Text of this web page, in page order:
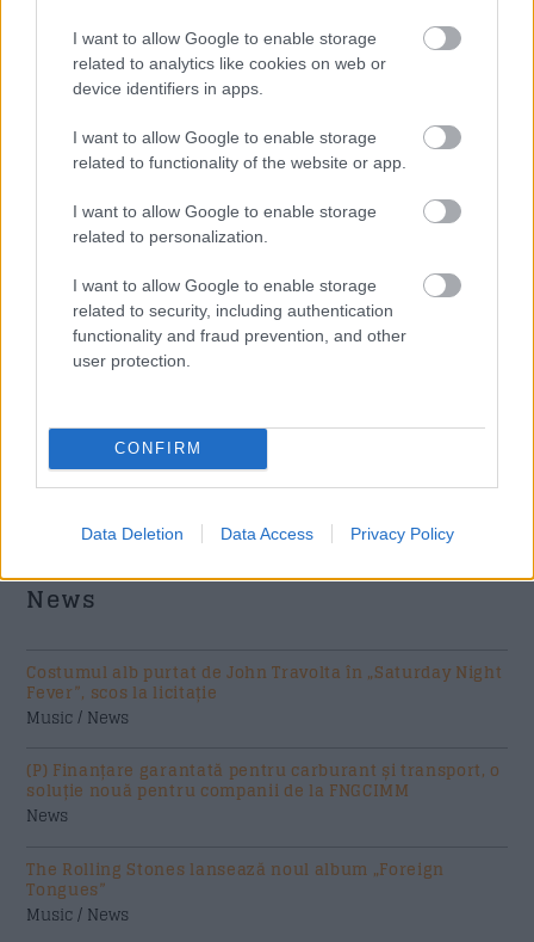
I want to allow Google to enable storage
related to analytics like cookies on web or
device identifiers in apps.
I want to allow Google to enable storage
related to functionality of the website or app.
I want to allow Google to enable storage
related to personalization.
I want to allow Google to enable storage
related to security, including authentication
functionality and fraud prevention, and other
user protection.
CONFIRM
Data Deletion Data Access Privacy Policy
Citeste mai mult
Acum asculti
Arctic Monkeys - Arabella
News
Costumul alb purtat de John Travolta în „Saturday Night
Fever”, scos la licitație
Music / News
(P) Finanțare garantată pentru carburant și transport, o
soluție nouă pentru companii de la FNGCIMM
News
The Rolling Stones lansează noul album „Foreign
Tongues”
Music / News